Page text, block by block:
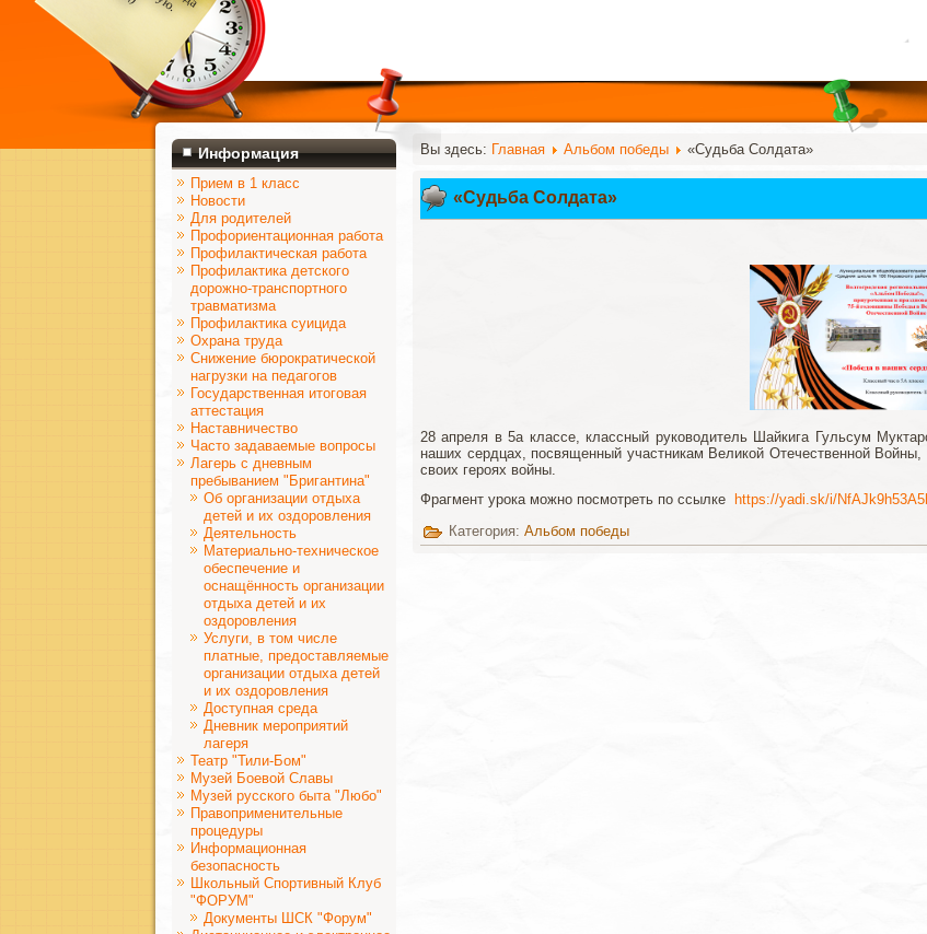
Информация
Прием в 1 класс
Новости
Для родителей
Профориентационная работа
Профилактическая работа
Профилактика детского
дорожно-транспортного
травматизма
Профилактика суицида
Охрана труда
Снижение бюрократической
нагрузки на педагогов
Государственная итоговая
аттестация
Наставничество
Часто задаваемые вопросы
Лагерь с дневным
пребыванием "Бригантина"
Об организации отдыха
детей и их оздоровления
Деятельность
Материально-техническое
обеспечение и
оснащённость организации
отдыха детей и их
оздоровления
Услуги, в том числе
платные, предоставляемые
организации отдыха детей
и их оздоровления
Доступная среда
Дневник мероприятий
лагеря
Театр "Тили-Бом"
Музей Боевой Славы
Музей русского быта "Любо"
Правоприменительные
процедуры
Информационная
безопасность
Школьный Спортивный Клуб
"ФОРУМ"
Документы ШСК "Форум"
Вы здесь: Главная Альбом победы «Судьба Солдата»
«Судьба Солдата»
28 апреля в 5а классе, классный руководитель Шайкига Гульсум
наших сердцах, посвященный участникам Великой Отечественной
своих героях войны.
Фрагмент урока можно посмотреть по ссылке
https://yadi.sk/i/
Категория: Альбом победы